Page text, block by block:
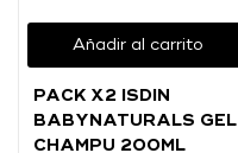
Añadir al carrito
PACK X2 ISDIN
BABYNATURALS GEL
CHAMPU 200ML